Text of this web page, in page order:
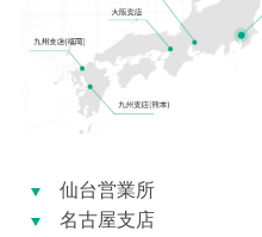
仙台営業所
名古屋支店